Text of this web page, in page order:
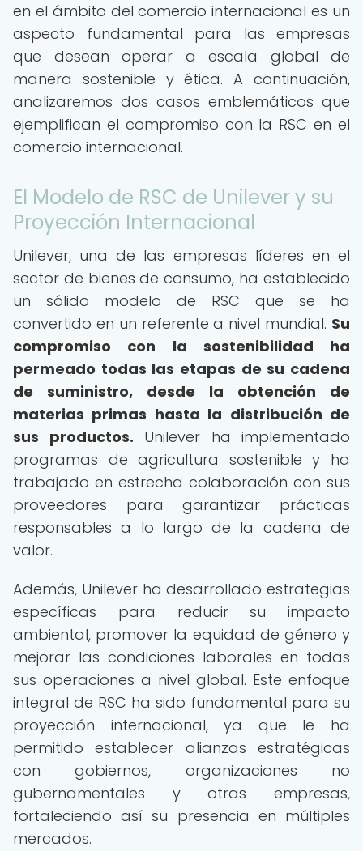
en el ámbito del comercio internacional es un
aspecto fundamental para las empresas
que desean operar a escala global de
manera sostenible y ética. A continuación,
analizaremos dos casos emblemáticos que
ejemplifican el compromiso con la RSC en el
comercio internacional.
El Modelo de RSC de Unilever y su
Proyección Internacional
Unilever, una de las empresas líderes en el
sector de bienes de consumo, ha establecido
un sólido modelo de RSC que se ha
convertido en un referente a nivel mundial. Su
compromiso con la sostenibilidad ha
permeado todas las etapas de su cadena
de suministro, desde la obtención de
materias primas hasta la distribución de
sus productos. Unilever ha implementado
programas de agricultura sostenible y ha
trabajado en estrecha colaboración con sus
proveedores para garantizar prácticas
responsables a lo largo de la cadena de
valor.
Además, Unilever ha desarrollado estrategias
específicas para reducir su impacto
ambiental, promover la equidad de género y
mejorar las condiciones laborales en todas
sus operaciones a nivel global. Este enfoque
integral de RSC ha sido fundamental para su
proyección internacional, ya que le ha
permitido establecer alianzas estratégicas
con gobiernos, organizaciones no
gubernamentales y otras empresas,
fortaleciendo así su presencia en múltiples
mercados.